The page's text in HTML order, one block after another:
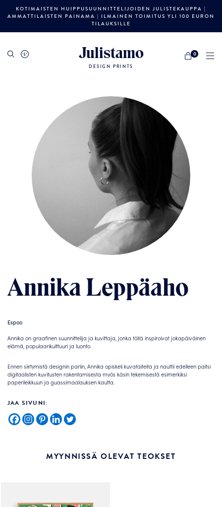
KOTIMAISTEN HUIPPUSUUNNITTELIJOIDEN JULISTEKAUPPA |
AMMATTILAISTEN PAINAMA | ILMAINEN TOIMITUS YLI 100 EURON
TILAUKSILLE
Julistamo
DESIGN PRINTS
0
Annika Leppäaho
Espoo
Annika on graafinen suunnittelija ja kuvittaja, jonka töitä inspiroivat jokapäiväinen
elämä, populaarikulttuuri ja luonto.
Ennen siirtymistä designin pariin, Annika opiskeli kuvataiteita ja nauttii edelleen paitsi
digitaalisten kuvitusten rakentamisesta myös käsin tekemisestä esimerkiksi
paperileikkuun ja guassimaalauksen kautta.
JAA SIVUNI:
MYYNNISSÄ OLEVAT TEOKSET